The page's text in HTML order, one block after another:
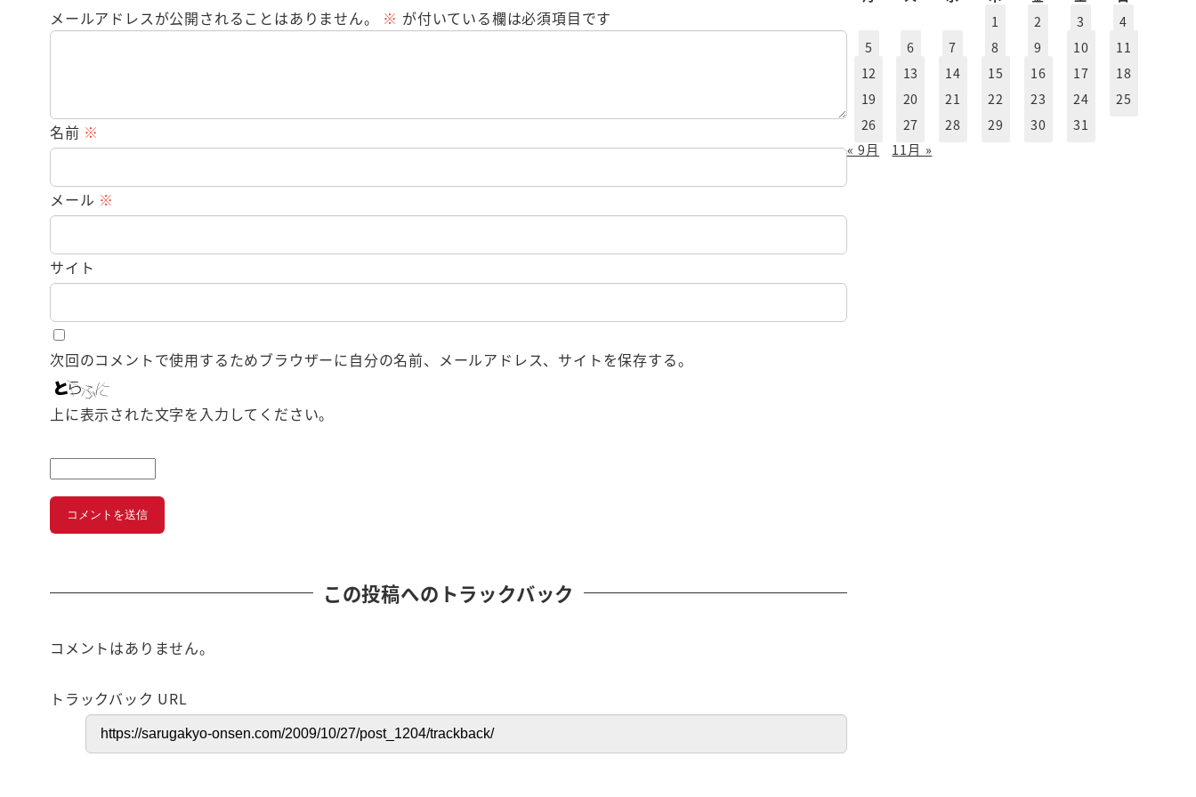
メールアドレスが公開されることはありません。 ※ が付いている欄は必須項目です
名前 ※
メール ※
サイト
次回のコメントで使用するためブラウザーに自分の名前、メールアドレス、サイトを保存する。
上に表示された文字を入力してください。
この投稿へのトラックバック
コメントはありません。
トラックバック URL
ブ
1
2 3
4
5
6 7 8 9 10
11
12
13 14 15 16 17
18
19
20 21 22 23 24
25
26
27 28 29 30
31
« 9月
11月 »